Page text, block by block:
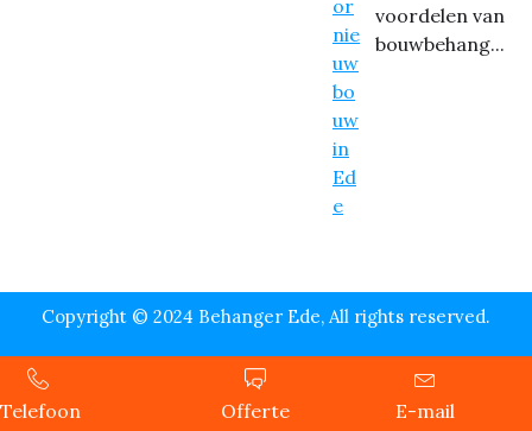
voordelen van
bouwbehang...
Copyright © 2024 Behanger Ede, All rights reserved.
Telefoon Offerte E-mail